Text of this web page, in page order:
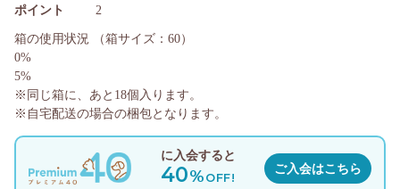
ポイント 2
に入会すると
40%OFF!
ご入会はこちら
箱の使用状況
（箱サイズ：60）
0%
5%
※同じ箱に、あと 18個入ります。
※自宅配送の場合の梱包となります。